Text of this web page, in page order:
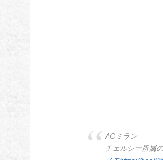
ACミラン
チェルシー所属